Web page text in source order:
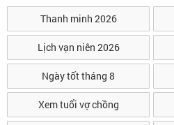
Thanh minh 2026
Lịch vạn niên 2026
Ngày tốt tháng 8
Xem tuổi vợ chồng